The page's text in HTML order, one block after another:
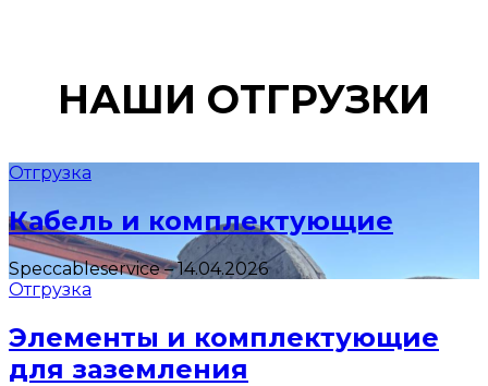
НАШИ ОТГРУЗКИ
Отгрузка
Кабель и комплектующие
Speccableservice–14.04.2026
Отгрузка
Элементы и комплектующие
для заземления